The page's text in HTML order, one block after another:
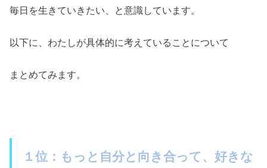
毎日を生きていきたい、と意識しています。
以下に、わたしが具体的に考えていることについて
まとめてみます。
１位：もっと自分と向き合って、好きな